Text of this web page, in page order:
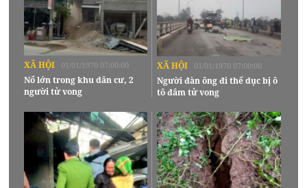
XÃ HỘI 01/01/1970 07:00:00
Nổ lớn trong khu dân cư, 2
người tử vong
XÃ HỘI 01/01/1970 07:00:00
Người đàn ông đi thể dục bị ô
tô đâm tử vong